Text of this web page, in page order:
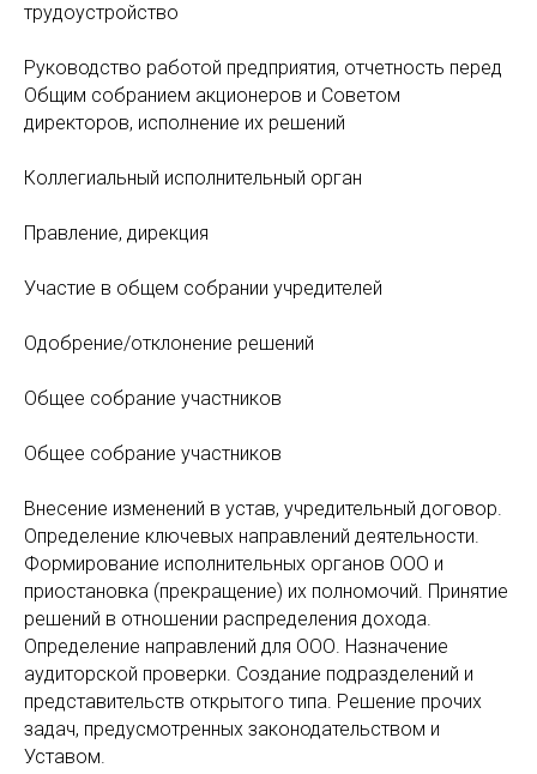
трудоустройство
Руководство работой предприятия, отчетность перед
Общим собранием акционеров и Советом
директоров, исполнение их решений
Коллегиальный исполнительный орган
Правление, дирекция
Участие в общем собрании учредителей
Одобрение/отклонение решений
Общее собрание участников
Общее собрание участников
Внесение изменений в устав, учредительный договор.
Определение ключевых направлений деятельности.
Формирование исполнительных органов ООО и
приостановка (прекращение) их полномочий. Принятие
решений в отношении распределения дохода.
Определение направлений для ООО. Назначение
аудиторской проверки. Создание подразделений и
представительств открытого типа. Решение прочих
задач, предусмотренных законодательством и
Уставом.